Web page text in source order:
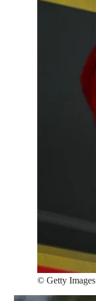
© Getty Images